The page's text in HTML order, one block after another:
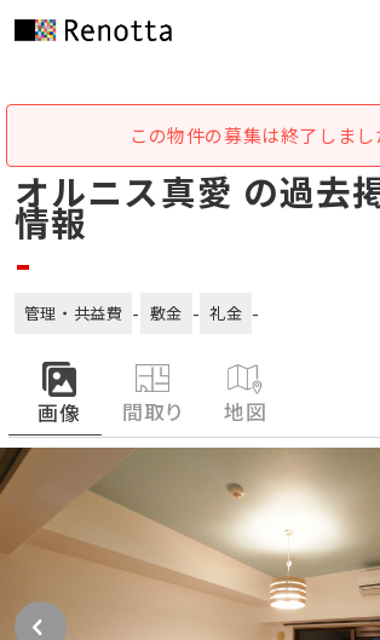
この物件の募集は終了しまし
オルニス真愛 の過去
情報
-
管理・共益費 - 敷金 - 礼金 -
画像 間取り 地図